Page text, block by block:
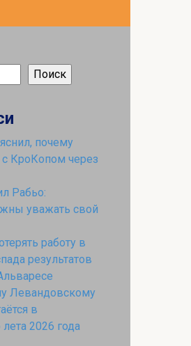
Поиск
почему
КроКопом через
Рабьо:
уважать свой
работу в
результатов
Левандовскому
в
2026 года